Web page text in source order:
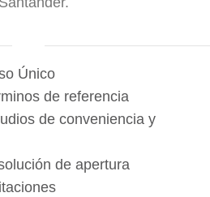
Único
de referencia
de conveniencia y
de apertura